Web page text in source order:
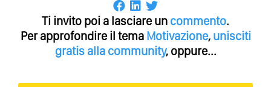
Ti invito poi a lasciare un commento.
Per approfondire il tema Motivazione, unisciti
gratis alla community, oppure...